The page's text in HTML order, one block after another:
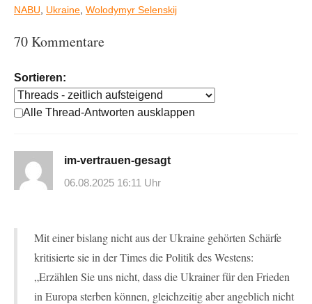
NABU, Ukraine, Wolodymyr Selenskij
70 Kommentare
Sortieren:
Alle Thread-Antworten ausklappen
im-vertrauen-gesagt
06.08.2025 16:11 Uhr
Mit einer bislang nicht aus der Ukraine gehörten Schärfe
kritisierte sie in der Times die Politik des Westens:
„Erzählen Sie uns nicht, dass die Ukrainer für den Frieden
in Europa sterben können, gleichzeitig aber angeblich nicht